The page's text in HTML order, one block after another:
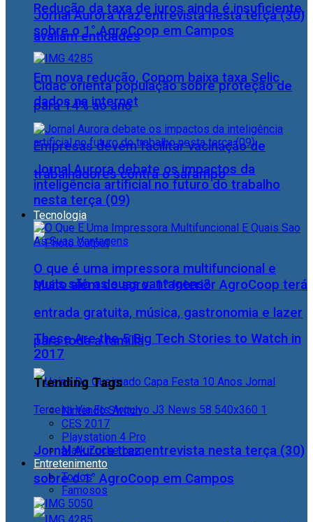
Redução da taxa de juros ainda é insuficiente,
avaliam entidades
Em nova redução, Copom baixa taxa Selic
para 14% ao ano
Empresas devem facilitar vacinação de
trabalhadores contra o sarampo
Tecnologia
Muito além do agro: 1º Interior AgroCoop terá
entrada gratuita, música, gastronomia e lazer
para toda a família
Jornal Aurora traz entrevista nesta terça (30)
sobre o 1° AgroCoop em Campos
Jornal Aurora traz entrevista nesta terça (30)
sobre o 1° AgroCoop em Campos
Cidac orienta população sobre proteção de
dados na internet
Jornal Aurora debate os impactos da
inteligência artificial no futuro do trabalho
nesta terça (09)
O que é uma impressora multifuncional e
quais são as suas vantagens?
These Are the 5 Big Tech Stories to Watch in
2017
Trending Tags
Nintendo Switch
CES 2017
Playstation 4 Pro
Mark Zuckerberg
Entretenimento
Todos
Famosos